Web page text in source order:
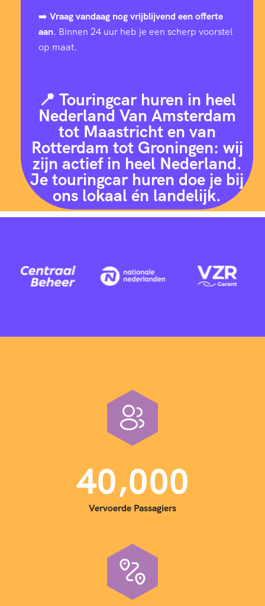
➡️ Vraag vandaag nog vrijblijvend een offerte
aan. Binnen 24 uur heb je een scherp voorstel
op maat.
📍 Touringcar huren in heel
Nederland Van Amsterdam
tot Maastricht en van
Rotterdam tot Groningen: wij
zijn actief in heel Nederland.
Je touringcar huren doe je bij
ons lokaal én landelijk.
40,000
Vervoerde Passagiers